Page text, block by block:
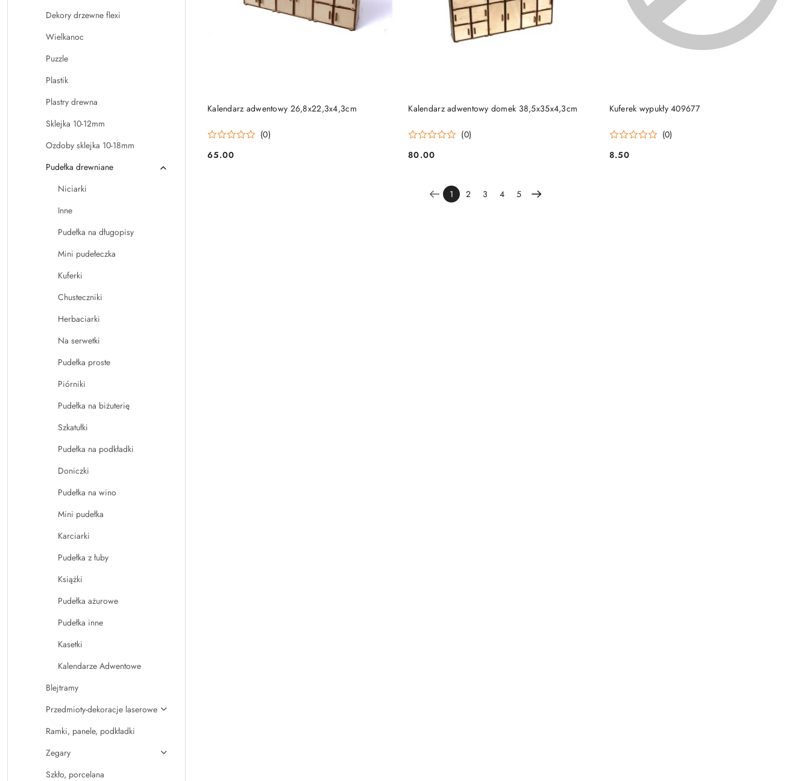
Dekory drzewne flexi
Wielkanoc
Puzzle
Plastik
Plastry drewna
Sklejka 10-12mm
Ozdoby sklejka 10-18mm
Pudełka drewniane
Niciarki
Inne
Pudełka na długopisy
Mini pudełeczka
Kuferki
Chusteczniki
Herbaciarki
Na serwetki
Pudełka proste
Piórniki
Pudełka na biżuterię
Szkatułki
Pudełka na podkładki
Doniczki
Pudełka na wino
Mini pudełka
Karciarki
Pudełka z łuby
Książki
Pudełka ażurowe
Pudełka inne
Kasetki
Kalendarze Adwentowe
Blejtramy
Przedmioty-dekoracje laserowe
Ramki, panele, podkładki
Zegary
Szkło, porcelana
Kalendarz adwentowy 26,8x22,3x4,3cm
(0)
Cena:
65.00
DO KOSZYKA Kalendarz adwentowy domek 38,5x35x4,3cm
(0)
Cena:
80.00
DO KOSZYKA Kuferek wypukły 409677
(0)
Cena:
8.50
DO KOSZYKA
1 2 3 4 5